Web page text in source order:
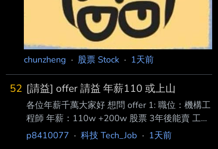
chunzheng · 股票 Stock · 1天前
52 [請益] offer 請益 年薪110 或上山
各位年薪千萬大家好 想問 offer 1: 職位：機構工
程師 年薪：110w +200w 股票 3年後能賣 工
時：準時上下班 偶爾加班 地點：非六都 offer2:
p8410077 · 科技 Tech_Job · 1天前